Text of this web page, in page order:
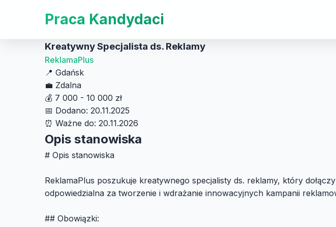
Praca Kandydaci
Kreatywny Specjalista ds. Reklamy
ReklamaPlus
📍 Gdańsk
💼 Zdalna
💰 7 000 - 10 000 zł
📅 Dodano: 20.11.2025
⏰ Ważne do: 20.11.2026
Opis stanowiska
# Opis stanowiska
ReklamaPlus poszukuje kreatywnego specjalisty ds. reklamy, który
odpowiedzialna za tworzenie i wdrażanie innowacyjnych kampanii
## Obowiązki: